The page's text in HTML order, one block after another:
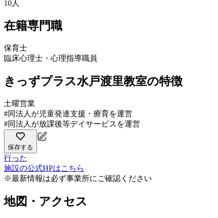
10人
在籍専門職
保育士
臨床心理士・心理指導職員
きっずプラス水戸渡里教室の特徴
土曜営業
#同法人が児童発達支援・療育を運営
#同法人が放課後等デイサービスを運営
保存する
行った
施設の公式HPはこちら
※最新情報は必ず事業所にご確認ください
地図・アクセス